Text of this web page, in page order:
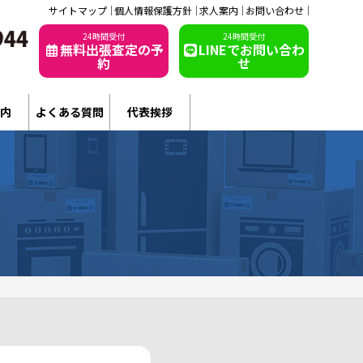
サイトマップ 個人情報保護方針 求人案内 お問い合わせ
24時間受付
無料出張査定の予
約
24時間受付
LINEでお問い合わ
せ
よくある質問 代表挨拶